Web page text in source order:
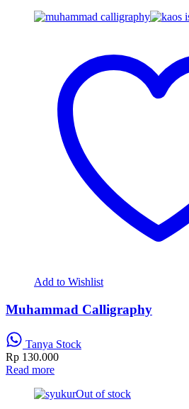
Add to Wishlist
Muhammad Calligraphy
Tanya Stock
Rp 130.000
Read more
Out of stock